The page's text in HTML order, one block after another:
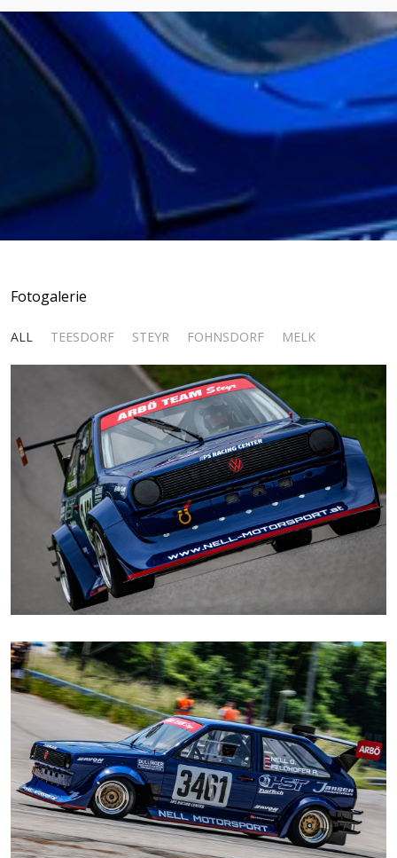
Fotogalerie
ALL TEESDORF STEYR FOHNSDORF MELK